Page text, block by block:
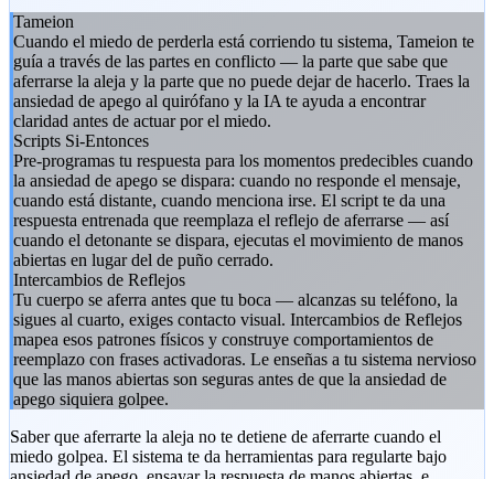
Tameion
Cuando el miedo de perderla está corriendo tu sistema, Tameion te
guía a través de las partes en conflicto — la parte que sabe que
aferrarse la aleja y la parte que no puede dejar de hacerlo. Traes la
ansiedad de apego al quirófano y la IA te ayuda a encontrar
claridad antes de actuar por el miedo.
Scripts Si-Entonces
Pre-programas tu respuesta para los momentos predecibles cuando
la ansiedad de apego se dispara: cuando no responde el mensaje,
cuando está distante, cuando menciona irse. El script te da una
respuesta entrenada que reemplaza el reflejo de aferrarse — así
cuando el detonante se dispara, ejecutas el movimiento de manos
abiertas en lugar del de puño cerrado.
Intercambios de Reflejos
Tu cuerpo se aferra antes que tu boca — alcanzas su teléfono, la
sigues al cuarto, exiges contacto visual. Intercambios de Reflejos
mapea esos patrones físicos y construye comportamientos de
reemplazo con frases activadoras. Le enseñas a tu sistema nervioso
que las manos abiertas son seguras antes de que la ansiedad de
apego siquiera golpee.
Saber que aferrarte la aleja no te detiene de aferrarte cuando el
miedo golpea. El sistema te da herramientas para regularte bajo